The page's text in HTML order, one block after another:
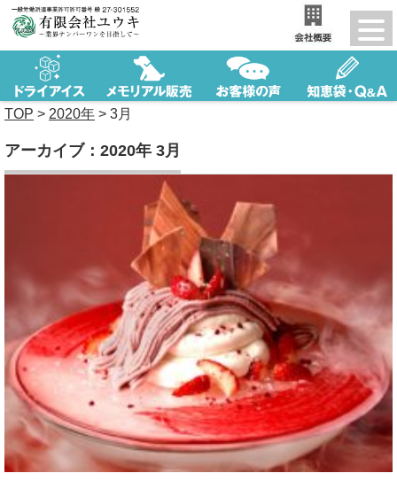
TOP > 2020年 > 3月
アーカイブ：2020年 3月